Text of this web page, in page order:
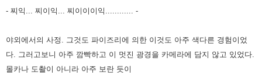
- 찌익... 찌이익... 찌이이이익............ -
야외에서의 사정. 그것도 파이즈리에 의한 이것도 아주 색다른 경험이었
다. 그러고보니 아주 깜빡하고 이 멋진 광경을 카메라에 담지 않고 있었다.
몰카나 도촬이 아니라 아주 보란 듯이